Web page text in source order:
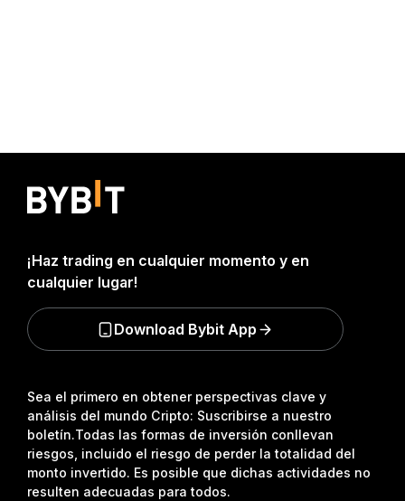
Sea el primero en obtener perspectivas clave y
análisis del mundo Cripto: Suscribirse a nuestro
boletín.Todas las formas de inversión conllevan
riesgos, incluido el riesgo de perder la totalidad del
monto invertido. Es posible que dichas actividades no
resulten adecuadas para todos.
¡Haz trading en cualquier momento y en
cualquier lugar!
Download Bybit App